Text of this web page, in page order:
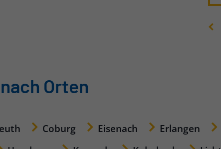
Orten
Coburg Eisenach Erlangen